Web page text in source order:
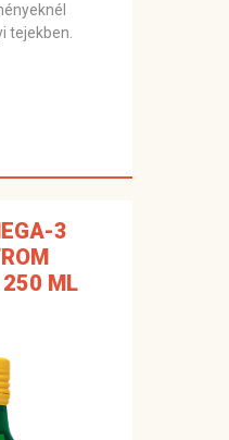
tejekben.
3
250 ML